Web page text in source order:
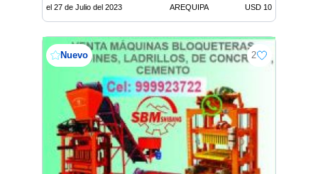
el 27 de Julio del 2023 AREQUIPA USD 10
Nuevo 2